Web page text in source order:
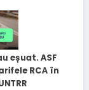
eșuat. ASF
RCA în